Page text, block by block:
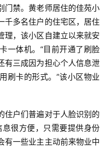
门禁。黄老师居住的佳苑小
千多名住户的住宅区，居住
理，该小区自建立以来就安
一体机。“目前开通了刷脸
有三成因为担心个人信息泄
刷卡的形式。”该小区物业
住户们普遍对于人脸识别的
很方便，只需要提供身份
有一些业主主动前来物业中